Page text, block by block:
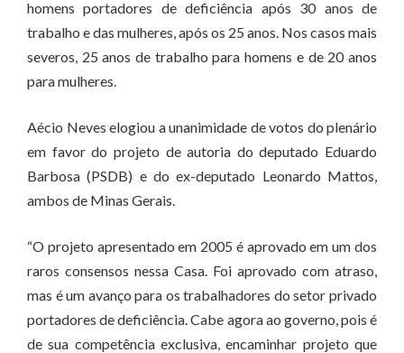
homens portadores de deficiência após 30 anos de
trabalho e das mulheres, após os 25 anos. Nos casos mais
severos, 25 anos de trabalho para homens e de 20 anos
para mulheres.
Aécio Neves elogiou a unanimidade de votos do plenário
em favor do projeto de autoria do deputado Eduardo
Barbosa (PSDB) e do ex-deputado Leonardo Mattos,
ambos de Minas Gerais.
“O projeto apresentado em 2005 é aprovado em um dos
raros consensos nessa Casa. Foi aprovado com atraso,
mas é um avanço para os trabalhadores do setor privado
portadores de deficiência. Cabe agora ao governo, pois é
de sua competência exclusiva, encaminhar projeto que